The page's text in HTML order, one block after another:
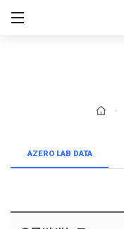
AZERO LAB DATA